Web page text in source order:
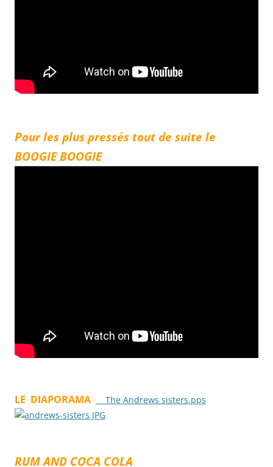
Pour les plus pressés tout de suite le
BOOGIE BOOGIE
LE DIAPORAMA The Andrews sisters.pps
RUM AND COCA COLA